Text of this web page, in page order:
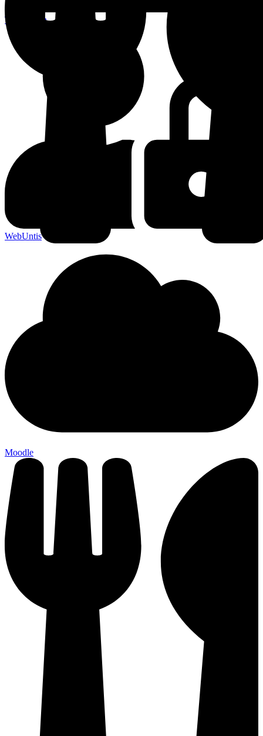
Terminplan
WebUntis
Moodle